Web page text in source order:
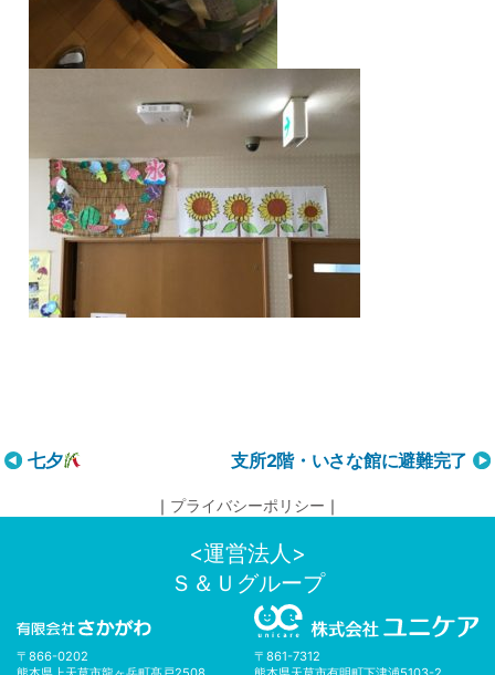
投
ナ
ョ
ン
七夕 支所2階・いさな館に避難完了
｜ プライバシーポリシー ｜
<運営法人>
Ｓ＆Ｕグループ
〒866-0202
〒861-7312